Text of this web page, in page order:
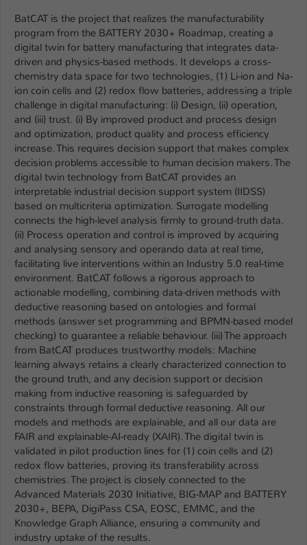
BatCAT is the project that realizes the manufacturability
program from the BATTERY 2030+ Roadmap, creating a
digital twin for battery manufacturing that integrates data-
driven and physics-based methods. It develops a cross-
chemistry data space for two technologies, (1) Li-ion and Na-
ion coin cells and (2) redox flow batteries, addressing a triple
challenge in digital manufacturing: (i) Design, (ii) operation,
and (iii) trust. (i) By improved product and process design
and optimization, product quality and process efficiency
increase. This requires decision support that makes complex
decision problems accessible to human decision makers. The
digital twin technology from BatCAT provides an
interpretable industrial decision support system (IIDSS)
based on multicriteria optimization. Surrogate modelling
connects the high-level analysis firmly to ground-truth data.
(ii) Process operation and control is improved by acquiring
and analysing sensory and operando data at real time,
facilitating live interventions within an Industry 5.0 real-time
environment. BatCAT follows a rigorous approach to
actionable modelling, combining data-driven methods with
deductive reasoning based on ontologies and formal
methods (answer set programming and BPMN-based model
checking) to guarantee a reliable behaviour. (iii) The approach
from BatCAT produces trustworthy models: Machine
learning always retains a clearly characterized connection to
the ground truth, and any decision support or decision
making from inductive reasoning is safeguarded by
constraints through formal deductive reasoning. All our
models and methods are explainable, and all our data are
FAIR and explainable-AI-ready (XAIR). The digital twin is
validated in pilot production lines for (1) coin cells and (2)
redox flow batteries, proving its transferability across
chemistries. The project is closely connected to the
Advanced Materials 2030 Initiative, BIG-MAP and BATTERY
2030+, BEPA, DigiPass CSA, EOSC, EMMC, and the
Knowledge Graph Alliance, ensuring a community and
industry uptake of the results.
Zweck
Einstellungen. Unter anderem eine zufällig
generierte ID, für die historische
Speicherung Ihrer vorgenommen
Einstellungen, falls der Webseiten-
Betreiber dies eingestellt hat.
Name fe_typo_user / PHPSESSID
Anbieter TYPO3
Laufzeit 1 Woche
Zweck
Dieses Cookie ist ein Standard-Session-
Cookie von TYPO3. Es speichert im Fall
eines Intranet-Logins die Session-ID. So
kann der eingeloggte Benutzer
wiedererkannt werden und es wird ihm
Zugang zu geschützten Bereichen
gewährt.
Name be_typo_user
Anbieter TYPO3
Laufzeit 1 Tag
Zweck
Dieser Cookie teilt der Webseite mit, ob
ein Besucher im Typo3-Backend
angemeldet ist und Rechte besitzt diese
zu verwalten.